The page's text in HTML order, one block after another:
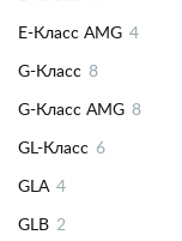
E-Класс AMG 4
G-Класс 8
G-Класс AMG 8
GL-Класс 6
GLA 4
GLB 2